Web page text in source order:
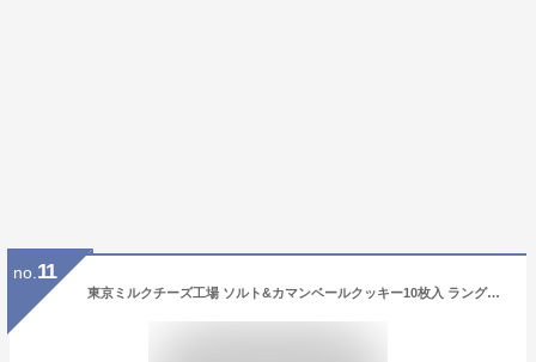
no. 11
東京ミルクチーズ工場 ソルト&カマンベールクッキー10枚入 ラングドシャ チョコレート お土産 個包装 プレゼント お祝い お菓子 お中元 お返し 人気 おしゃれ 贈り物 ギフト 退職 お菓子